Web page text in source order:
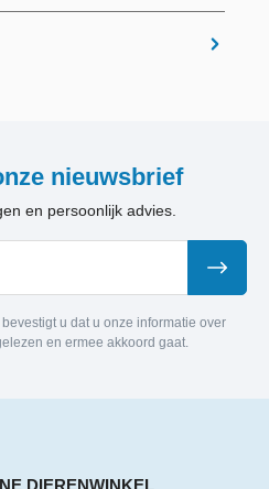
nieuwsbrief
en persoonlijk advies.
u dat u onze informatie over
en ermee akkoord gaat.
DIERENWINKEL